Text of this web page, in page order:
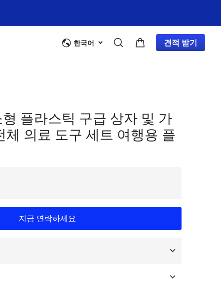
한국어 견적 받기
플라스틱 구급 상자 및 가
체 의료 도구 세트 여행용 플
지금 연락하세요